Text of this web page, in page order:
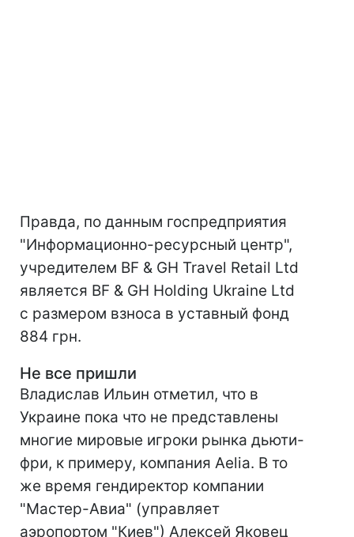
Правда, по данным госпредприятия
"Информационно-ресурсный центр",
учредителем BF & GH Travel Retail Ltd
является BF & GH Holding Ukraine Ltd
с размером взноса в уставный фонд
884 грн.
Не все пришли
Владислав Ильин отметил, что в
Украине пока что не представлены
многие мировые игроки рынка дьюти-
фри, к примеру, компания Aelia. В то
же время гендиректор компании
"Мастер-Авиа" (управляет
аэропортом "Киев") Алексей Яковец